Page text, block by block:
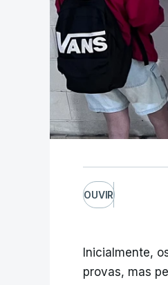
OUVIR
Inicialmente,
provas, mas